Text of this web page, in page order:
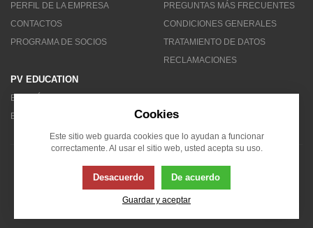
PERFIL DE LA EMPRESA
CONTACTOS
PROGRAMA DE SOCIOS
PREGUNTAS MÁS FRECUENTES
CONDICIONES GENERALES
TRATAMIENTO DE DATOS
RECLAMACIONES
PV EDUCATION
BOLETÍN DE NOTICIAS
BLOG
© 2007 - 2026 Solarity LAT (Colombia)
Esta página usa cookies. Haga clic para obtener más información...
Cookies
Este sitio web guarda cookies que lo ayudan a funcionar
correctamente. Al usar el sitio web, usted acepta su uso.
Desacuerdo De acuerdo
Guardar y aceptar